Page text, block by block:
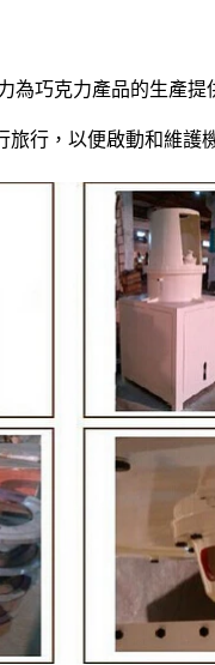
為巧克力產品的生產提
行，以便啟動和維護